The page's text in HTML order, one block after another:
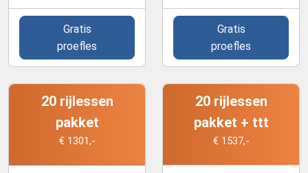
Gratis
proefles
Gratis
proefles
20 rijlessen
pakket
€ 1301,-
20 rijlessen
pakket + ttt
€ 1537,-